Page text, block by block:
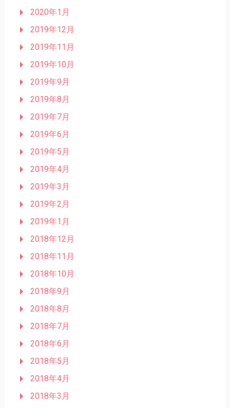
2020年1月
2019年12月
2019年11月
2019年10月
2019年9月
2019年8月
2019年7月
2019年6月
2019年5月
2019年4月
2019年3月
2019年2月
2019年1月
2018年12月
2018年11月
2018年10月
2018年9月
2018年8月
2018年7月
2018年6月
2018年5月
2018年4月
2018年3月